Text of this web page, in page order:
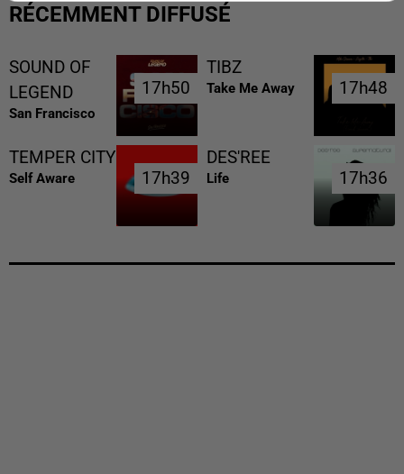
RÉCEMMENT DIFFUSÉ
SOUND OF
LEGEND
San Francisco
17h50
17h50
TIBZ
Take Me Away 17h48
17h48
TEMPER CITY
Self Aware 17h39
17h39
DES'REE
Life 17h36
17h36